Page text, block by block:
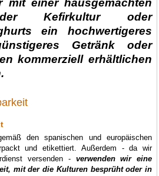
Kefirkultur oder
ein hochwertigeres
Getränk oder
kommerziell erhältlichen
den spanischen und europäischen
und etikettiert. Außerdem - da wir
versenden - verwenden wir eine
mit der die Kulturen besprüht oder in